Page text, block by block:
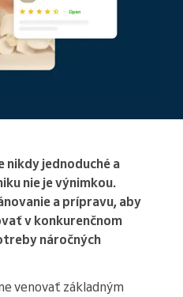
nikdy jednoduché a
nie je výnimkou.
a prípravu, aby
v konkurenčnom
náročných
venovať základným